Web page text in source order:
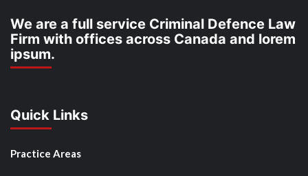
We are a full service Criminal Defence Law
Firm with offices across Canada and lorem
ipsum.
Quick Links
Practice Areas